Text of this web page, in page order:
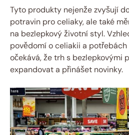
Tyto produkty nejenže zvyšují
potravin pro celiaky, ale také
na bezlepkový životní styl.
povědomí o celiakii a​
očekává, že trh s bezlepkovými
expandovat a přinášet novinky.